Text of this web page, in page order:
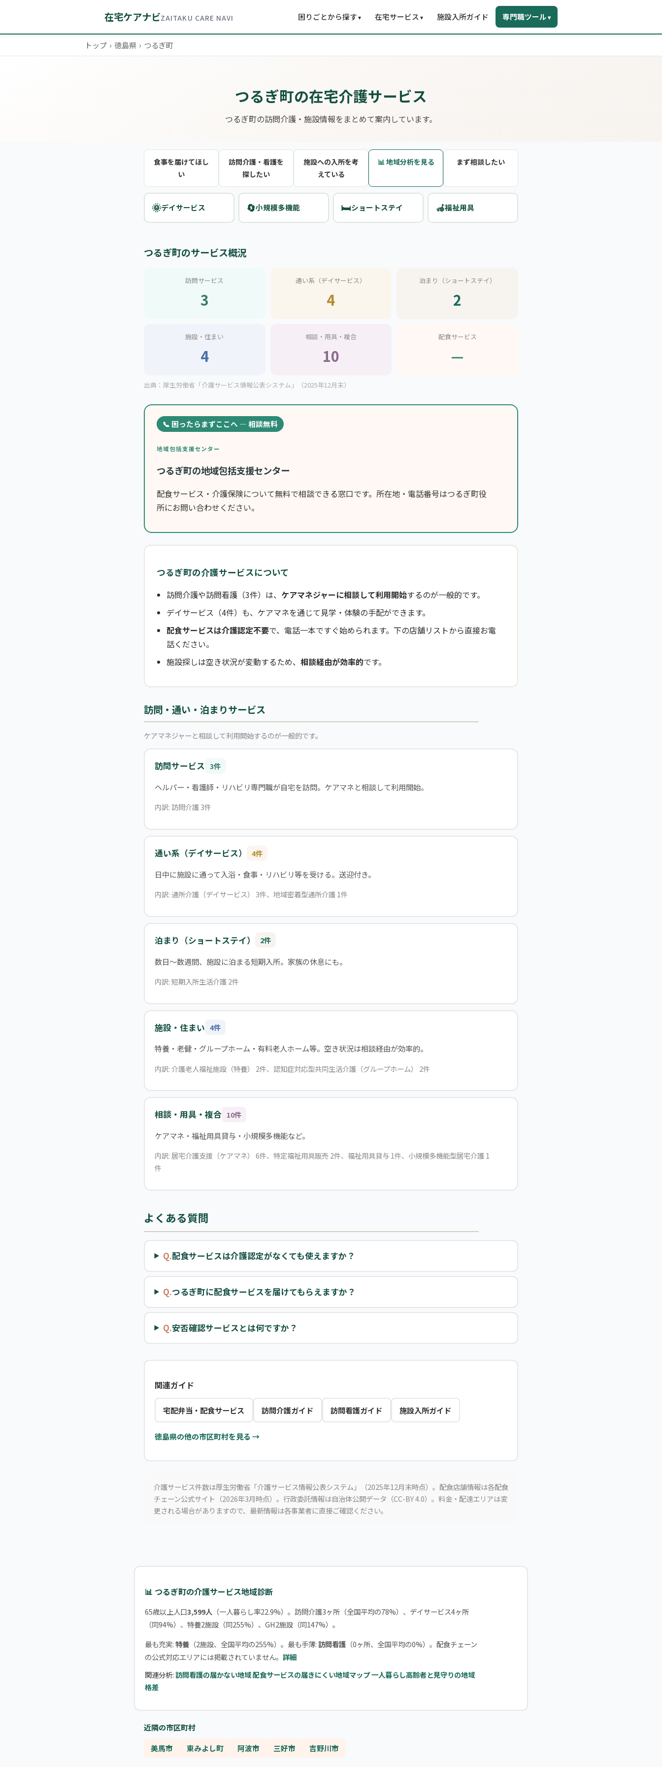
在宅ケアナビZAITAKU CARE NAVI 困りごとから探す▾ 在宅サービス ▾ 施設入所ガイド 専門職ツール▾
トップ › 徳島県 › つるぎ町
つるぎ町の在宅介護サービス
つるぎ町の訪問介護・施設情報をまとめて案内しています。
食事を届けてほし
い
訪問介護・看護を
探したい
施設への入所を考
えている
📊 地域分析を見る まず相談したい
🌞デイサービス 🔄小規模多機能 🛏️ショートステイ 🦽福祉用具
つるぎ町のサービス概況
訪問サービス
3
通い系（デイサービス）
4
泊まり（ショートステイ）
2
施設・住まい
4
相談・用具・複合
10
配食サービス
—
出典：厚生労働省「介護サービス情報公表システム」（2025年12月末）
📞 困ったらまずここへ — 相談無料
地域包括支援センター
つるぎ町の地域包括支援センター
配食サービス・介護保険について無料で相談できる窓口です。所在地・電話番号はつるぎ町役
所にお問い合わせください。
つるぎ町の介護サービスについて
訪問介護や訪問看護（3件）は、 ケアマネジャーに相談して利用開始するのが一般的です。
デイサービス（4件）も、ケアマネを通じて見学・体験の手配ができます。
配食サービスは介護認定不要で、電話一本ですぐ始められます。下の店舗リストから直接お電
話ください。
施設探しは空き状況が変動するため、 相談経由が効率的です。
訪問・通い・泊まりサービス
ケアマネジャーと相談して利用開始するのが一般的です。
訪問サービス 3件
ヘルパー・看護師・リハビリ専門職が自宅を訪問。ケアマネと相談して利用開始。
内訳: 訪問介護 3件
通い系（デイサービス） 4件
日中に施設に通って入浴・食事・リハビリ等を受ける。送迎付き。
内訳: 通所介護（デイサービス） 3件、地域密着型通所介護 1件
泊まり（ショートステイ） 2件
数日〜数週間、施設に泊まる短期入所。家族の休息にも。
内訳: 短期入所生活介護 2件
施設・住まい 4件
特養・老健・グループホーム・有料老人ホーム等。空き状況は相談経由が効率的。
内訳: 介護老人福祉施設（特養） 2件、認知症対応型共同生活介護（グループホーム） 2件
相談・用具・複合 10件
ケアマネ・福祉用具貸与・小規模多機能など。
内訳: 居宅介護支援（ケアマネ） 6件、特定福祉用具販売 2件、福祉用具貸与 1件、小規模多機能型居宅介護 1
件
よくある質問
Q.配食サービスは介護認定がなくても使えますか？
Q.つるぎ町に配食サービスを届けてもらえますか？
Q.安否確認サービスとは何ですか？
関連ガイド
宅配弁当・配食サービス 訪問介護ガイド 訪問看護ガイド 施設入所ガイド
徳島県の他の市区町村を見る →
介護サービス件数は厚生労働省「介護サービス情報公表システム」（2025年12月末時点）。配食店舗情報は各配食
チェーン公式サイト（2026年3月時点）。行政委託情報は自治体公開データ（CC-BY 4.0）。料金・配達エリアは変
更される場合がありますので、最新情報は各事業者に直接ご確認ください。
📊 つるぎ町の介護サービス地域診断
65歳以上人口3,599人 （一人暮らし率22.9%）。訪問介護3ヶ所（全国平均の78%）、デイサービス4ヶ所
（同94%）、特養2施設（同255%）、GH2施設（同147%）。
最も充実:特養（2施設、全国平均の255%）。最も手薄:訪問看護（0ヶ所、全国平均の0%）。配食チェーン
の公式対応エリアには掲載されていません。 詳細
関連分析:訪問看護の届かない地域配食サービスの届きにくい地域マップ一人暮らし高齢者と見守りの地域
格差
近隣の市区町村
美馬市 東みよし町 阿波市 三好市 吉野川市